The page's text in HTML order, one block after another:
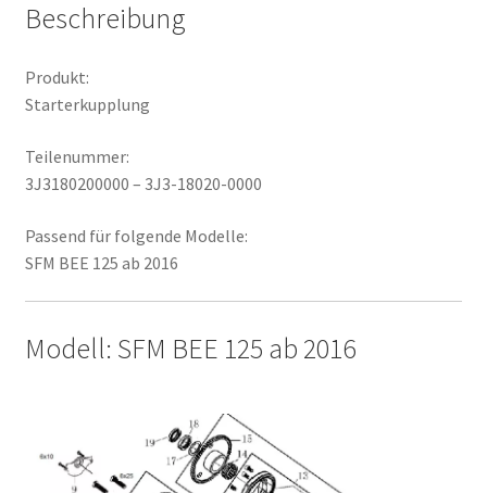
Beschreibung
Produkt:
Starterkupplung
Teilenummer:
3J3180200000 – 3J3-18020-0000
Passend für folgende Modelle:
SFM BEE 125 ab 2016
Modell: SFM BEE 125 ab 2016